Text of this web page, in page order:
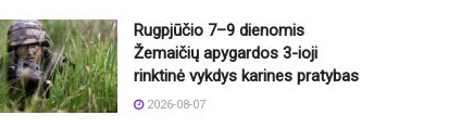
Rugpjūčio 7–9 dienomis
Žemaičių apygardos 3-ioji
rinktinė vykdys karines pratybas
2026-08-07